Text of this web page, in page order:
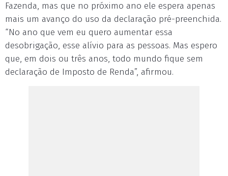
Fazenda, mas que no próximo ano ele espera apenas
mais um avanço do uso da declaração pré-preenchida.
“No ano que vem eu quero aumentar essa
desobrigação, esse alívio para as pessoas. Mas espero
que, em dois ou três anos, todo mundo fique sem
declaração de Imposto de Renda”, afirmou.